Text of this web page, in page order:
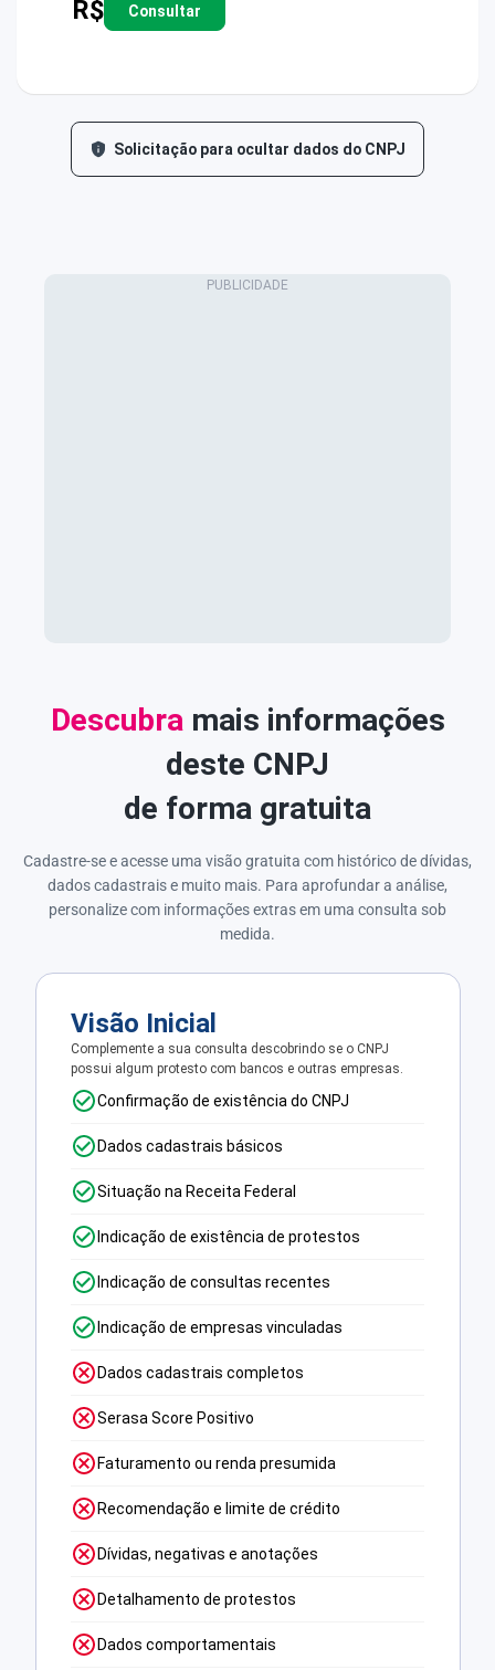
R$ Consultar
Solicitação para ocultar dados do CNPJ
Descubra mais informações
deste CNPJ
de forma gratuita
Cadastre-se e acesse uma visão gratuita com histórico de dívidas,
dados cadastrais e muito mais. Para aprofundar a análise,
personalize com informações extras em uma consulta sob
medida.
Visão Inicial
Complemente a sua consulta descobrindo se o CNPJ
possui algum protesto com bancos e outras empresas.
Confirmação de existência do CNPJ
Dados cadastrais básicos
Situação na Receita Federal
Indicação de existência de protestos
Indicação de consultas recentes
Indicação de empresas vinculadas
Dados cadastrais completos
Serasa Score Positivo
Faturamento ou renda presumida
Recomendação e limite de crédito
Dívidas, negativas e anotações
Detalhamento de protestos
Dados comportamentais